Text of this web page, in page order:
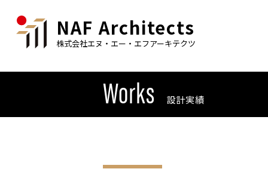
NAF Architects
株式会社エヌ・エー・エフアーキテクツ
Works 設計実績